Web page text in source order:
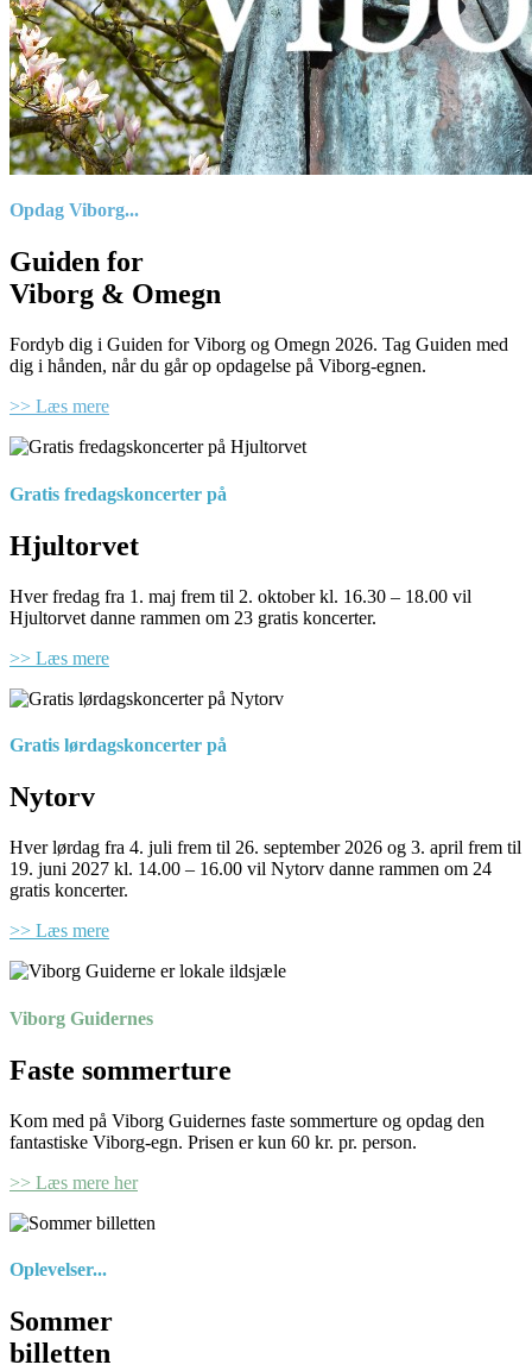
Opdag Viborg...
Guiden for
Viborg & Omegn
Fordyb dig i Guiden for Viborg og Omegn 2026. Tag Guiden med
dig i hånden, når du går op opdagelse på Viborg-egnen.
>> Læs mere
Gratis fredagskoncerter på
Hjultorvet
Hver fredag fra 1. maj frem til 2. oktober kl. 16.30 – 18.00 vil
Hjultorvet danne rammen om 23 gratis koncerter.
>> Læs mere
Gratis lørdagskoncerter på
Nytorv
Hver lørdag fra 4. juli frem til 26. september 2026 og 3. april frem til
19. juni 2027 kl. 14.00 – 16.00 vil Nytorv danne rammen om 24
gratis koncerter.
>> Læs mere
Viborg Guidernes
Faste sommerture
Kom med på Viborg Guidernes faste sommerture og opdag den
fantastiske Viborg-egn. Prisen er kun 60 kr. pr. person.
>> Læs mere her
Oplevelser...
Sommer
billetten